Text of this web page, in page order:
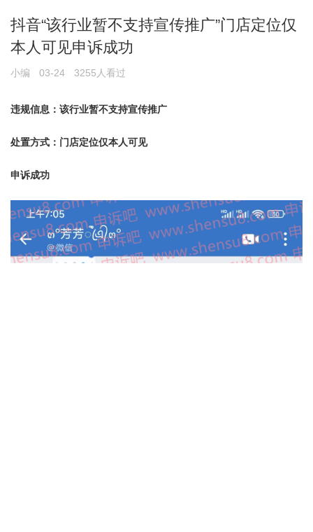
抖音“该行业暂不支持宣传推广”门店定位仅
本人可见申诉成功
小编 03-24 3255人看过
违规信息： 该行业暂不支持宣传推广
处置方式： 门店定位仅本人可见
申诉成功